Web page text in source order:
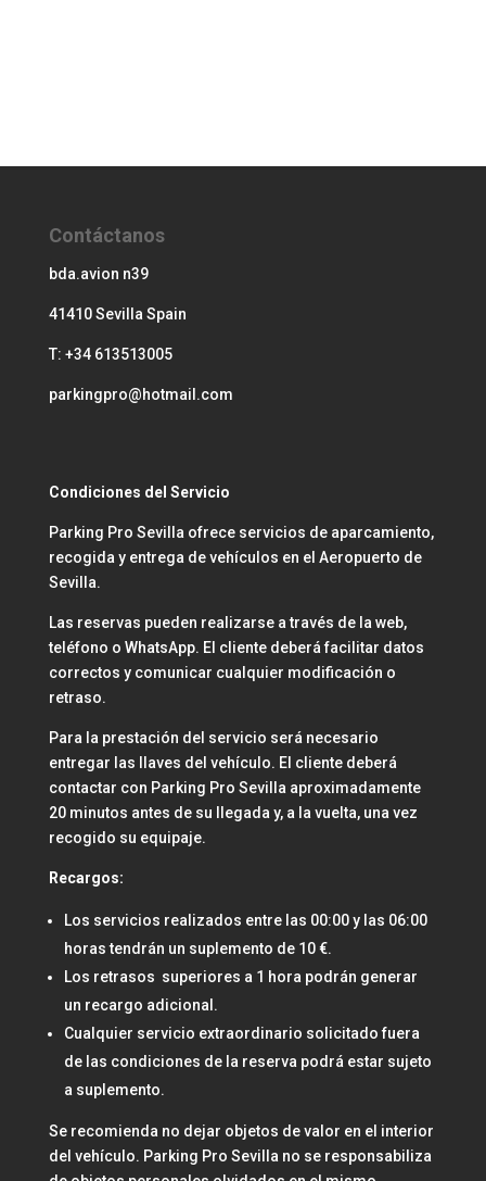
Contáctanos
bda.avion n39
41410 Sevilla Spain
T: +34 613513005
parkingpro@hotmail.com
Condiciones del Servicio
Parking Pro Sevilla ofrece servicios de aparcamiento,
recogida y entrega de vehículos en el Aeropuerto de
Sevilla.
Las reservas pueden realizarse a través de la web,
teléfono o WhatsApp. El cliente deberá facilitar datos
correctos y comunicar cualquier modificación o
retraso.
Para la prestación del servicio será necesario
entregar las llaves del vehículo. El cliente deberá
contactar con Parking Pro Sevilla aproximadamente
20 minutos antes de su llegada y, a la vuelta, una vez
recogido su equipaje.
Recargos:
Los servicios realizados entre las 00:00 y las 06:00
horas tendrán un suplemento de 10 €.
Los retrasos superiores a 1 hora podrán generar
un recargo adicional.
Cualquier servicio extraordinario solicitado fuera
de las condiciones de la reserva podrá estar sujeto
a suplemento.
Se recomienda no dejar objetos de valor en el interior
del vehículo. Parking Pro Sevilla no se responsabiliza